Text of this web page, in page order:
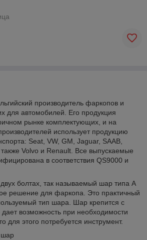
производитель фаркопов и
для автомобилей. Его продукция
рынке комплектующих, и на
использует продукцию
Seat, VW, GM, Jaguar, SAAB,
Volvo и Renault. Все выпускаемые
в соответствия QS9000 и
болтах, так называемый шар типа А
решение для фаркопа. Это практичный
тип шара. Шар крепится с
возможность при необходимости
для этого потребуется инструмент.